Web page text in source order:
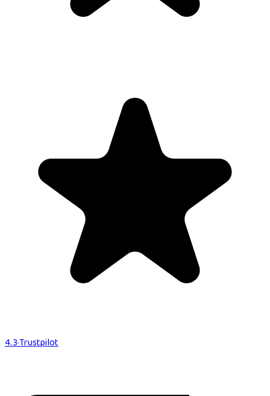
4.3·Trustpilot